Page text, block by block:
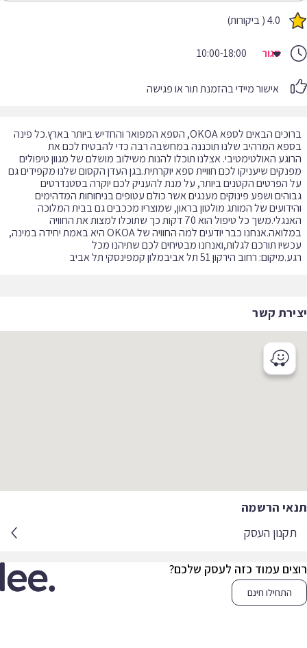
4.0 ( ביקורות)
סגור 10:00-18:00
אישור מיידי בהזמנת תור או פגישה
ברוכים הבאים לספא OKOA, הספא המפואר והחדיש ביותר בארץ.כל פינה
המרהיב שלנו תוכננה במחשבה רבה כדי להבטיח לכם את
האולטימטיבי. אצלנו תוכלו להנות משילוב מושלם של מגוון טיפולים
שיעניקו לכם חוויית ספא יוקרתית.בגן העדן הקסום שלנו מקפידים גם
הפרטים הקטנים ביותר, על מנת להעניק לכם יוקרה בסטנדרטים
ושפע פינוקים מענגים אשר כולם עטופים בניחוחות המדהימים
של המותג מולטון בראון, שמוצריו מככבים גם בבית המלוכה
האנגלי.משך כל טיפול הוא 70 דקות כך שתוכלו למצות את החוויה
במלואה.אנחנו כבר יודעים למה החוויה של OKOA היא באמת יחידה במינה,
תורכם לגלות,ואנחנו מבטיחים לכם שתיהנו מכל
רחוב הירקון 51 תל אביבמלון קמפינסקי תל אביב
קשר
הרשמה
תקנון העסק
עמוד כזה לעסק שלכם?
התחילו חינם